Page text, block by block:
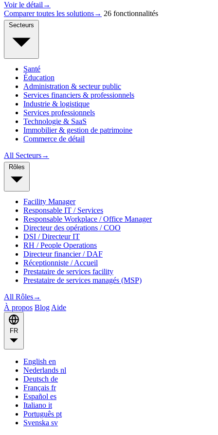
Voir le détail →
Comparer toutes les solutions→ 26 fonctionnalités
Santé
Éducation
Administration & secteur public
Services financiers & professionnels
Industrie & logistique
Services professionnels
Technologie & SaaS
Immobilier & gestion de patrimoine
Commerce de détail
All Secteurs→
Facility Manager
Responsable IT / Services
Responsable Workplace / Office Manager
Directeur des opérations / COO
DSI / Directeur IT
RH / People Operations
Directeur financier / DAF
Réceptionniste / Accueil
Prestataire de services facility
Prestataire de services managés (MSP)
All Rôles→
À propos Blog Aide
English en
Nederlands nl
Deutsch de
Français fr
Español es
Italiano it
Português pt
Svenska sv